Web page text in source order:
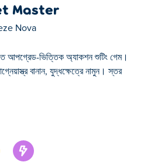
Master
Nova
ভিত্তিক অ্যাকশন শুটিং গেম।
বানান, যুদ্ধক্ষেত্রে নামুন। স্তর